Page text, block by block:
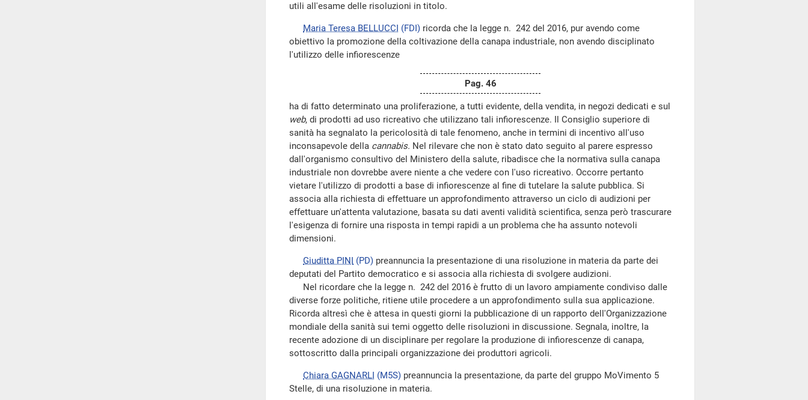
utili all'esame delle risoluzioni in titolo.
Maria Teresa BELLUCCI (FDI) ricorda che la legge n. 242 del 2016, pur avendo come
obiettivo la promozione della coltivazione della canapa industriale, non avendo disciplinato
l'utilizzo delle infiorescenze
Pag. 46
ha di fatto determinato una proliferazione, a tutti evidente, della vendita, in negozi dedicati e sul
web, di prodotti ad uso ricreativo che utilizzano tali infiorescenze. Il Consiglio superiore di
sanità ha segnalato la pericolosità di tale fenomeno, anche in termini di incentivo all'uso
inconsapevole della cannabis. Nel rilevare che non è stato dato seguito al parere espresso
dall'organismo consultivo del Ministero della salute, ribadisce che la normativa sulla canapa
industriale non dovrebbe avere niente a che vedere con l'uso ricreativo. Occorre pertanto
vietare l'utilizzo di prodotti a base di infiorescenze al fine di tutelare la salute pubblica. Si
associa alla richiesta di effettuare un approfondimento attraverso un ciclo di audizioni per
effettuare un'attenta valutazione, basata su dati aventi validità scientifica, senza però trascurare
l'esigenza di fornire una risposta in tempi rapidi a un problema che ha assunto notevoli
dimensioni.
Giuditta PINI (PD) preannuncia la presentazione di una risoluzione in materia da parte dei
deputati del Partito democratico e si associa alla richiesta di svolgere audizioni.
Nel ricordare che la legge n. 242 del 2016 è frutto di un lavoro ampiamente condiviso dalle
diverse forze politiche, ritiene utile procedere a un approfondimento sulla sua applicazione.
Ricorda altresì che è attesa in questi giorni la pubblicazione di un rapporto dell'Organizzazione
mondiale della sanità sui temi oggetto delle risoluzioni in discussione. Segnala, inoltre, la
recente adozione di un disciplinare per regolare la produzione di infiorescenze di canapa,
sottoscritto dalla principali organizzazione dei produttori agricoli.
Chiara GAGNARLI (M5S) preannuncia la presentazione, da parte del gruppo MoVimento 5
Stelle, di una risoluzione in materia.